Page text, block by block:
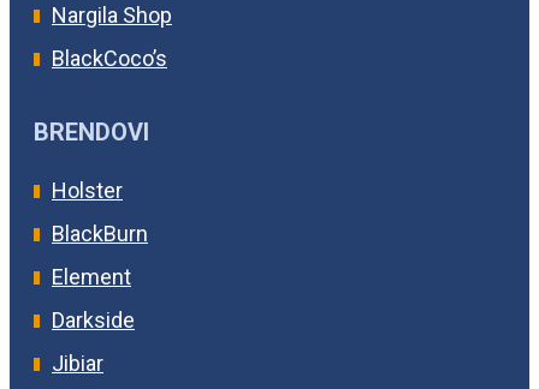
Nargila Shop
BlackCoco’s
BRENDOVI
Holster
BlackBurn
Element
Darkside
Jibiar